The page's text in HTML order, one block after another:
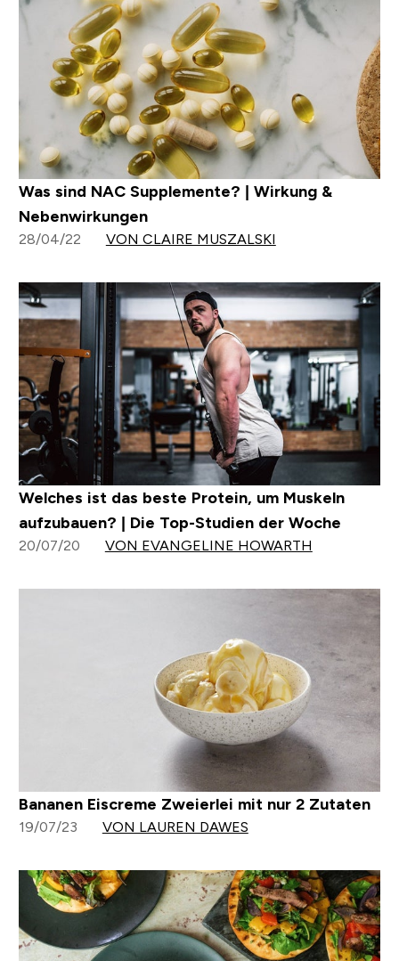
Was sind NAC Supplemente? | Wirkung &
Nebenwirkungen
28/04/22 VON CLAIRE MUSZALSKI
Welches ist das beste Protein, um Muskeln
aufzubauen? | Die Top-Studien der Woche
20/07/20 VON EVANGELINE HOWARTH
Bananen Eiscreme Zweierlei mit nur 2 Zutaten
19/07/23 VON LAUREN DAWES